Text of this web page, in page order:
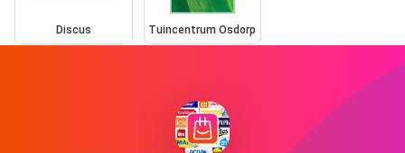
Discus Tuincentrum Osdorp